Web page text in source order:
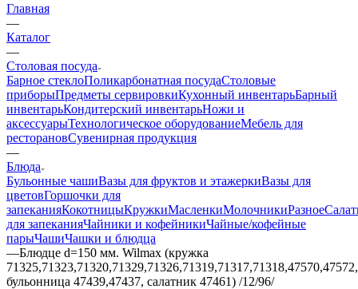
Главная
—
Каталог
—
Столовая посуда
Барное стеклоПоликарбонатная посудаСтоловые
приборыПредметы сервировкиКухонный инвентарьБарный
инвентарьКондитерский инвентарьНожи и
аксессуарыТехнологическое оборудованиеМебель для
ресторановСувенирная продукция
—
Блюда
Бульонные чашиВазы для фруктов и этажеркиВазы для
цветовГоршочки для
запеканияКокотницыКружкиМасленкиМолочникиРазное
для запеканияЧайники и кофейникиЧайные/кофейные
парыЧашиЧашки и блюдца
—Блюдце d=150 мм. Wilmax (кружка
бульонница 47439,47437, салатник 47461) /12/96/